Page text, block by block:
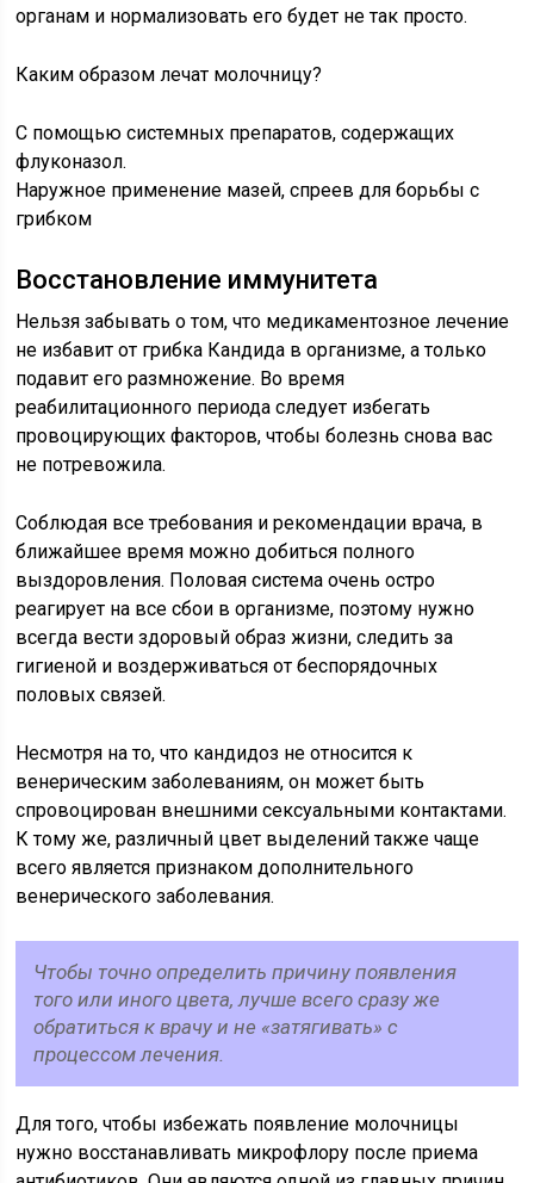
органам и нормализовать его будет не так просто.
Каким образом лечат молочницу?
С помощью системных препаратов, содержащих
флуконазол.
Наружное применение мазей, спреев для борьбы с
грибком
Восстановление иммунитета
Нельзя забывать о том, что медикаментозное лечение
не избавит от грибка Кандида в организме, а только
подавит его размножение. Во время
реабилитационного периода следует избегать
провоцирующих факторов, чтобы болезнь снова вас
не потревожила.
Соблюдая все требования и рекомендации врача, в
ближайшее время можно добиться полного
выздоровления. Половая система очень остро
реагирует на все сбои в организме, поэтому нужно
всегда вести здоровый образ жизни, следить за
гигиеной и воздерживаться от беспорядочных
половых связей.
Несмотря на то, что кандидоз не относится к
венерическим заболеваниям, он может быть
спровоцирован внешними сексуальными контактами.
К тому же, различный цвет выделений также чаще
всего является признаком дополнительного
венерического заболевания.
Чтобы точно определить причину появления
того или иного цвета, лучше всего сразу же
обратиться к врачу и не «затягивать» с
процессом лечения.
Для того, чтобы избежать появление молочницы
нужно восстанавливать микрофлору после приема